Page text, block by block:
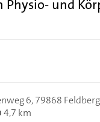
Physio- und
6,79868
4,7 km